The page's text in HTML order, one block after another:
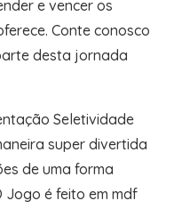
e vencer os
Conte conosco
desta jornada
Seletividade
super divertida
de uma forma
é feito em mdf